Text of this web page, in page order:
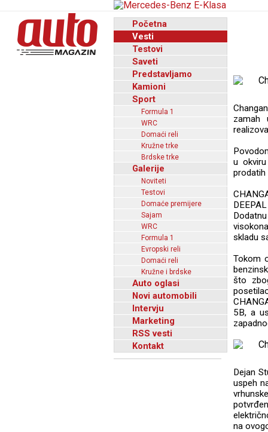
Početna
Vesti
Testovi
Saveti
Predstavljamo
Kamioni
Sport
Formula 1
WRC
Domaći reli
Kružne trke
Brdske trke
Galerije
Noviteti
Testovi
Domaće premijere
Sajam
WRC
Formula 1
Evropski reli
Domaći reli
Kružne i brdske
Auto oglasi
Novi automobili
Intervju
Marketing
RSS vesti
Kontakt
zamah
u
prodatih
skladu
Tokom
što
5B, a
Dejan
uspeh
na